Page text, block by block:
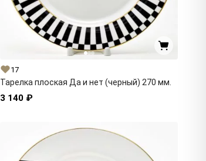
17
Тарелка плоская Да и нет (черный) 270 мм.
3 140 ₽